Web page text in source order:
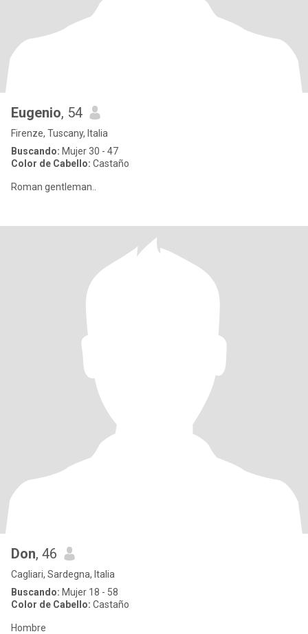
Eugenio, 54
Firenze, Tuscany, Italia
Buscando: Mujer 30 - 47
Color de Cabello: Castaño
Roman gentleman..
Don, 46
Cagliari, Sardegna, Italia
Buscando: Mujer 18 - 58
Color de Cabello: Castaño
Hombre